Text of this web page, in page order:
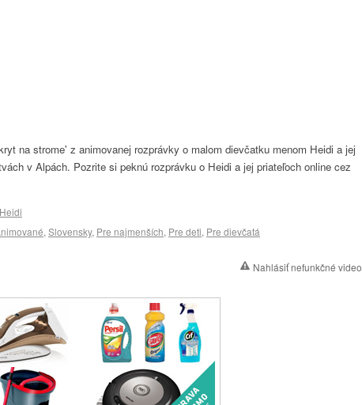
na strome' z animovanej rozprávky o malom dievčatku menom Heidi a jej
v Alpách. Pozrite si peknú rozprávku o Heidi a jej priateľoch online cez
Heidi
, Slovensky, Pre najmenších, Pre deti, Pre dievčatá
Nahlásiť nefunkčné video